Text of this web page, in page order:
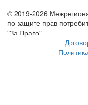
© 2019-2026
по защите прав
"За Право".